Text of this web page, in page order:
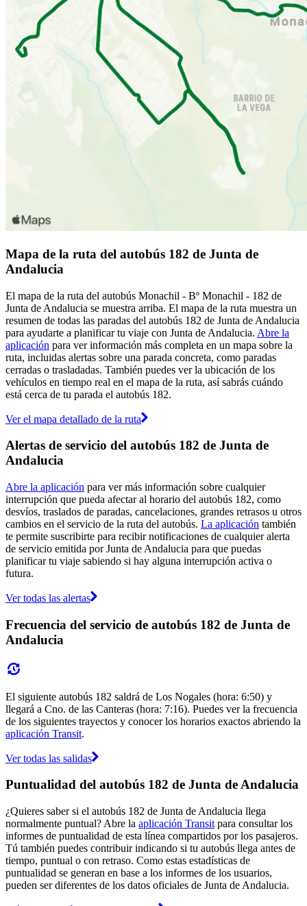
Mapa de la ruta del autobús 182 de Junta de
Andalucia
El mapa de la ruta del autobús Monachil - Bº Monachil - 182 de
Junta de Andalucia se muestra arriba. El mapa de la ruta muestra un
resumen de todas las paradas del autobús 182 de Junta de Andalucia
para ayudarte a planificar tu viaje con Junta de Andalucia. Abre la
aplicación para ver información más completa en un mapa sobre la
ruta, incluidas alertas sobre una parada concreta, como paradas
cerradas o trasladadas. También puedes ver la ubicación de los
vehículos en tiempo real en el mapa de la ruta, así sabrás cuándo
está cerca de tu parada el autobús 182.
Ver el mapa detallado de la ruta
Alertas de servicio del autobús 182 de Junta de
Andalucia
Abre la aplicación para ver más información sobre cualquier
interrupción que pueda afectar al horario del autobús 182, como
desvíos, traslados de paradas, cancelaciones, grandes retrasos u otros
cambios en el servicio de la ruta del autobús. La aplicación también
te permite suscribirte para recibir notificaciones de cualquier alerta
de servicio emitida por Junta de Andalucia para que puedas
planificar tu viaje sabiendo si hay alguna interrupción activa o
futura.
Ver todas las alertas
Frecuencia del servicio de autobús 182 de Junta de
Andalucia
El siguiente autobús 182 saldrá de Los Nogales (hora: 6:50) y
llegará a Cno. de las Canteras (hora: 7:16). Puedes ver la frecuencia
de los siguientes trayectos y conocer los horarios exactos abriendo la
aplicación Transit.
Ver todas las salidas
Puntualidad del autobús 182 de Junta de Andalucia
¿Quieres saber si el autobús 182 de Junta de Andalucia llega
normalmente puntual? Abre la aplicación Transit para consultar los
informes de puntualidad de esta línea compartidos por los pasajeros.
Tú también puedes contribuir indicando si tu autobús llega antes de
tiempo, puntual o con retraso. Como estas estadísticas de
puntualidad se generan en base a los informes de los usuarios,
pueden ser diferentes de los datos oficiales de Junta de Andalucia.